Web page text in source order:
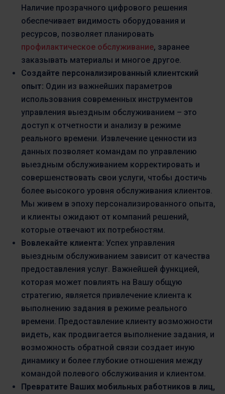
Наличие прозрачного цифрового решения
обеспечивает видимость оборудования и
ресурсов, позволяет планировать
профилактическое обслуживание, заранее
заказывать материалы и многое другое.
Создайте персонализированный клиентский
опыт: Один из важнейших параметров
использования современных инструментов
управления выездным обслуживанием – это
доступ к отчетности и анализу в режиме
реального времени. Извлечение ценности из
данных позволяет командам по управлению
выездным обслуживанием корректировать и
совершенствовать свои услуги, чтобы достичь
более высокого уровня обслуживания клиентов.
Мы живем в эпоху персонализированного опыта,
и клиенты ожидают от компаний решений,
которые отвечают их потребностям.
Вовлекайте клиента: Успех управления
выездным обслуживанием зависит от качества
предоставления услуг. Важнейшей функцией,
которая может повлиять на Вашу общую
стратегию, является привлечение клиента к
выполнению задания в режиме реального
времени. Предоставление клиенту возможности
видеть, как продвигается выполнение задания, и
возможность обратной связи создает иную
динамику и более глубокие отношения между
командой полевого обслуживания и клиентом.
Превратите Ваших мобильных работников в лиц,